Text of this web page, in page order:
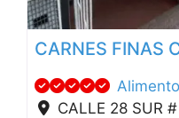
CARNES FINAS
CALLE 28 SUR